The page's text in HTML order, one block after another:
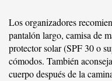
Los organizadores
pantalón largo, camisa de
protector solar (SPF 30 o
cómodos. También
cuerpo después de la